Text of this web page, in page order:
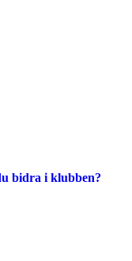
bidra i klubben?